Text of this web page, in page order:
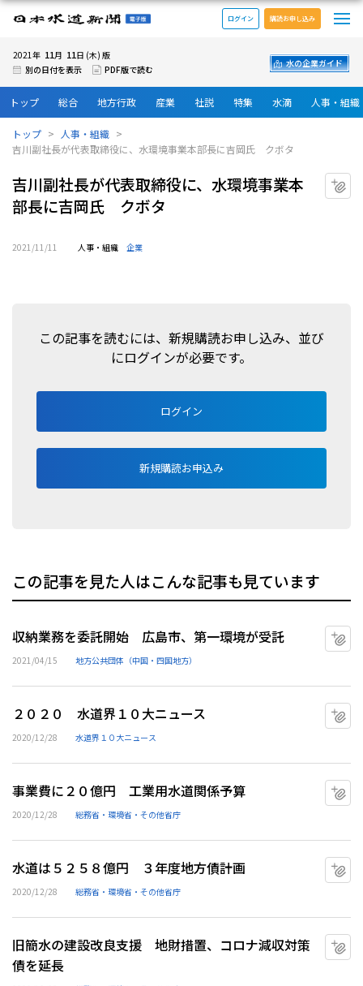
日本水道新聞 電子版
ログイン 購読お申し込み
2021年 11月 11 日 (木) 版
別の日付を表示
PDF版で読む
水の企業ガイド
トップ 総合 地方行政 産業 社説 特集 水滴 人事・組織
トップ
人事・組織
吉川副社長が代表取締役に、水環境事業本部長に吉岡氏 クボタ
吉川副社長が代表取締役に、水環境事業本
部長に吉岡氏 クボタ
2021/11/11 人事・組織 企業
この記事を読むには、新規購読お申し込み、並び
にログインが必要です。
ログイン
新規購読お申込み
この記事を見た人はこんな記事も見ています
収納業務を委託開始 広島市、第一環境が受託
2021/04/15 地方公共団体（中国・四国地方）
２０２０ 水道界１０大ニュース
2020/12/28 水道界１０大ニュース
事業費に２０億円 工業用水道関係予算
2020/12/28 総務省・環境省・その他省庁
水道は５２５８億円 ３年度地方債計画
2020/12/28 総務省・環境省・その他省庁
旧簡水の建設改良支援 地財措置、コロナ減収対策
債を延長